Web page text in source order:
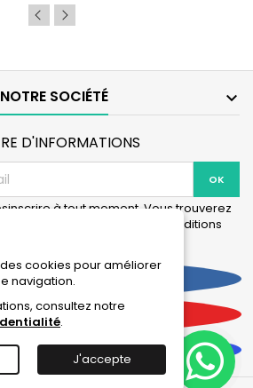
NOTRE SOCIÉTÉ 
cookies pour améliorer
navigation.
consultez notre
.
J'accepte
D'INFORMATIONS
à tout moment. Vous trouverez
de contact dans les conditions
Facebook
YouTube
Instagram